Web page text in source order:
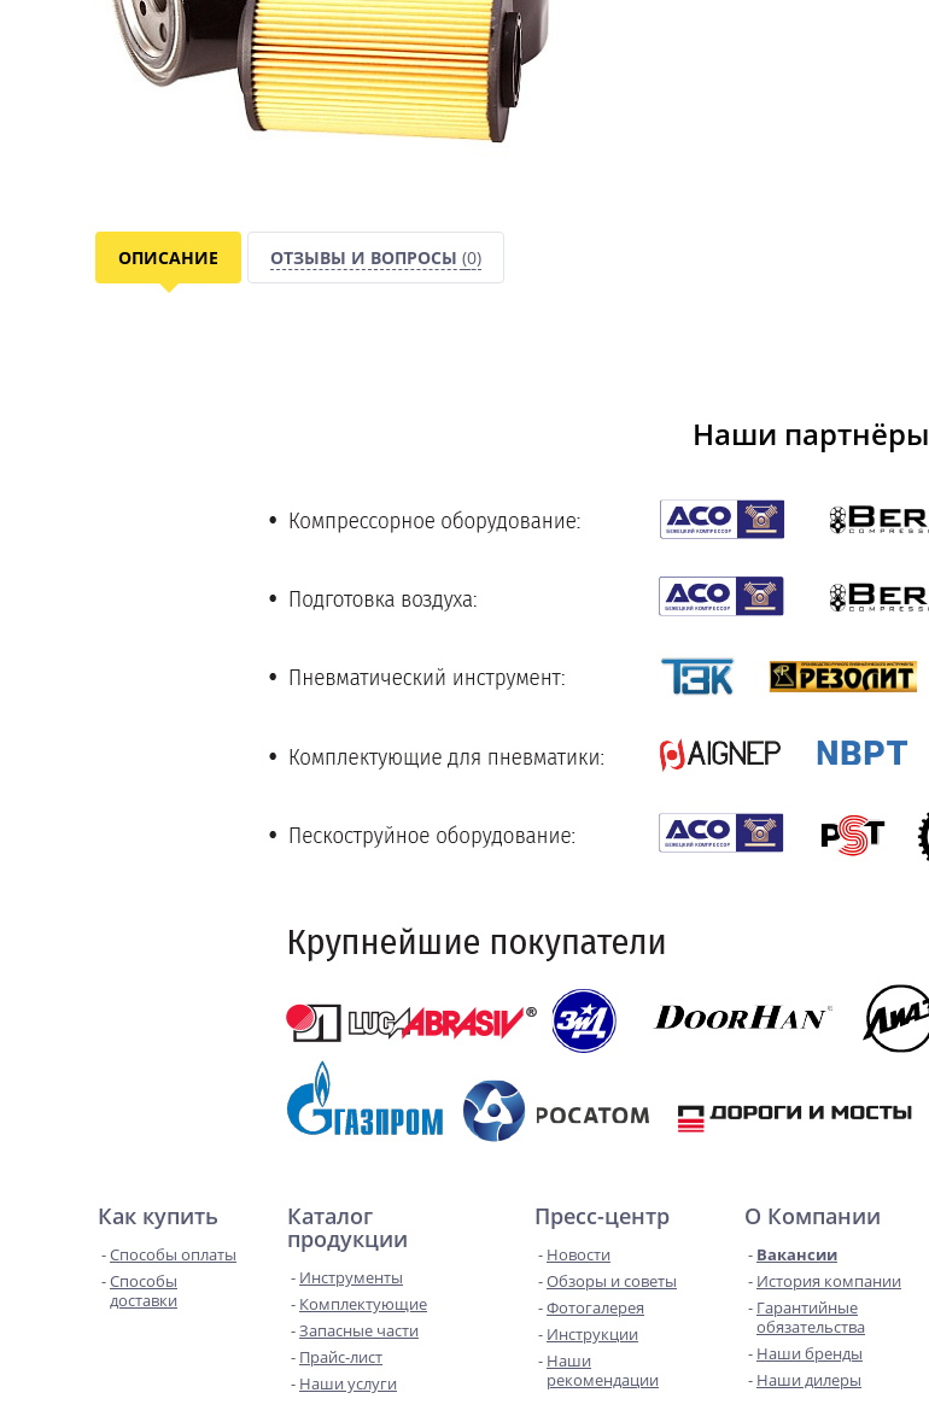
ОПИСАНИЕ ОТЗЫВЫ И ВОПРОСЫ (0)
Наши партнёры
Как купить
Способы оплаты
Способы
доставки
Каталог
продукции
Инструменты
Комплектующие
Запасные части
Прайс-лист
Наши услуги
Пресс-центр
Новости
Обзоры и советы
Фотогалерея
Инструкции
Наши
рекомендации
О Компании
Вакансии
История компании
Гарантийные
обязательства
Наши бренды
Наши дилеры